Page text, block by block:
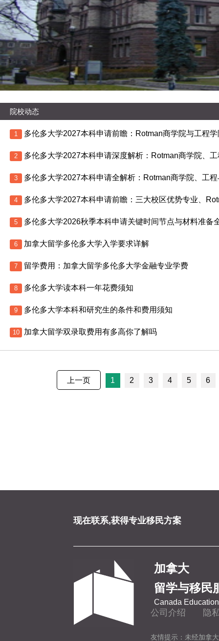
院校动态
1
2
3
4
5 多伦多大学2026秋季本科申请关键时间节点与材料准备
6 加拿大留学多伦多大学入学要求详解
7 留学费用：加拿大留学多伦多大学金融专业学费
8 多伦多大学读本科一年花费须知
9 多伦多大学本科和研究生的条件和费用须知
10 加拿大留学双录取费用有多高你了解吗
上一页 1 2 3 4 5 6
现在联系,获得专业移民方案
加拿大
留学与移民
Canada
公司介绍 隐
友情提示：未经加拿